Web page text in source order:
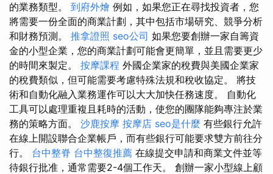
的業務類型。 到府外燴 例如，如果您正在尋找投資者，您
將需要一份全面的商業計劃，其中包括市場研究、競爭分析
和財務預測。 推拿證照 seo公司 如果您要創辦一家自籌資
金的小型企業，您的商業計劃可能會更簡單，並且需要更少
的時間來製定。 按摩課程 外國企業家的稅費與美國企業家
的稅費類似，但可能需要考慮特殊法規和稅收協定。 將技
術和自動化融入業務運作可以大大加快任務速度。 自動化
工具可以處理重複且耗時的活動，使您的團隊能夠專注於業
務的策略方面。 沙鹿按摩 按摩店 seo是什麼 有些銀行允許
在線上開設聯合企業帳戶，而有些銀行可能要求雙方前往分
行。 台中整脊 台中整復推薦 在線提交申請和商業文件並等
待銀行批准，通常需要2-4個工作天。 創辦一家小型線上顧